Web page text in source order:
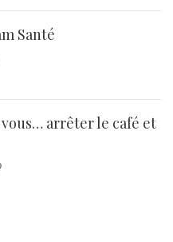
Santé
vous… arrêter le café et